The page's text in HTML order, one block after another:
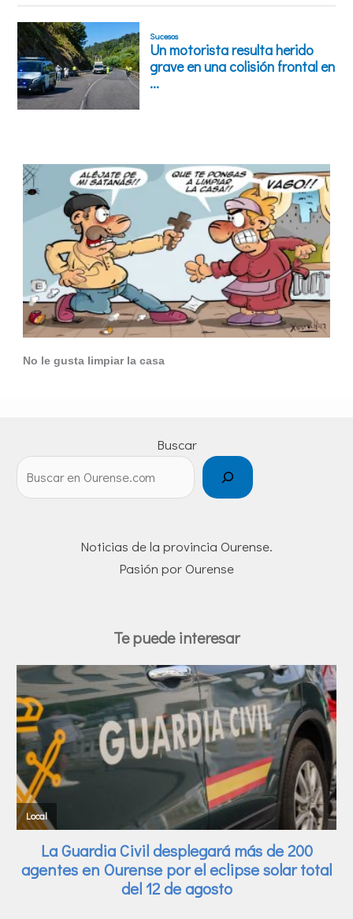
No le gusta limpiar la casa
Buscar
Noticias de la provincia Ourense.
Pasión por Ourense
Te puede interesar